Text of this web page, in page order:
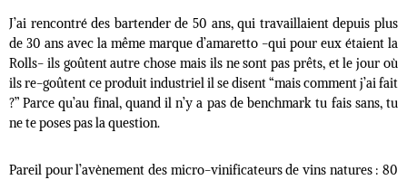
J’ai rencontré des bartender de 50 ans, qui travaillaient depuis plus
de 30 ans avec la même marque d’amaretto -qui pour eux étaient la
Rolls- ils goûtent autre chose mais ils ne sont pas prêts, et le jour où
ils re-goûtent ce produit industriel il se disent “mais comment j’ai fait
?” Parce qu’au final, quand il n’y a pas de benchmark tu fais sans, tu
ne te poses pas la question.
Pareil pour l’avènement des micro-vinificateurs de vins natures : 80